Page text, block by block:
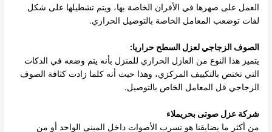
العمل على صهرها في الأفران الخاصة بها، ويتم تشطيلها على شكل
لفات توضعب المعامل الخاصة بالتوصيل الحراري.
الصوف الزجاجي لعزل السطح حراريا:
يتميز هذا النوع من العازل الحراري للمنزل بأنه يتم وضعه في الدكات
التي تختص بالتكييف المركزي، وهذا حيث أنه كلما زادت كثافة الصوف
الزجاجي قل المعامل الخاص بالتوصيل.
شركة عزل صوتى بحريملاء
من أكثر ما يضايقنا هو تسرب الأصوات داخل المبنى الواحد أو من